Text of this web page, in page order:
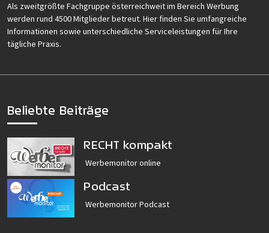
Als zweitgrößte Fachgruppe österreichweit im Bereich Werbung
werden rund 4500 Mitglieder betreut. Hier finden Sie umfangreiche
Informationen sowie unterschiedliche Serviceleistungen für Ihre
tägliche Praxis.
Beliebte Beiträge
RECHT kompakt
Werbemonitor online
Podcast
Werbemonitor Podcast